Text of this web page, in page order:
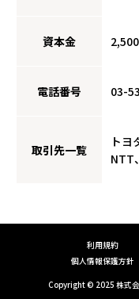
資本金
電話番号 03-
取引先一覧
トヨ
NTT
利用規約
個人情報保護方針
Copyright © 2025 株式